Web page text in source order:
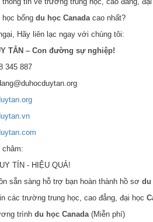
học bổng du học Canadacao nhất?
Hãy liên lạc ngay với chúng tôi:
TÂN – Con đường sự nghiệp!
345 887
TÍN - HIỆU QUẢ!
sẵn sàng hỗ trợ bạn hoàn thành hồ sơ du
các trường trung học, cao đẳng, đại học
trình du học Canada(Miễn phí)